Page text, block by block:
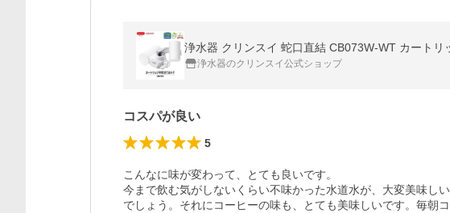
浄水器 クリンスイ 蛇口直結 CB073W-WT カート
浄水器のクリンスイ公式ショップ
コスパが良い
5
こんなに味が変わって、とても良いです。
今まで飲む気がしないくらい不味かった水道水が、大変美味し
でしょう。それにコーヒーの味も、とても美味しいです。毎朝